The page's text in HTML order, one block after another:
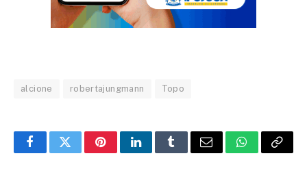
alcione robertajungmann Topo
FacebookTwitterPinterestLinkedInTumblrEmail WhatsApp
Copy